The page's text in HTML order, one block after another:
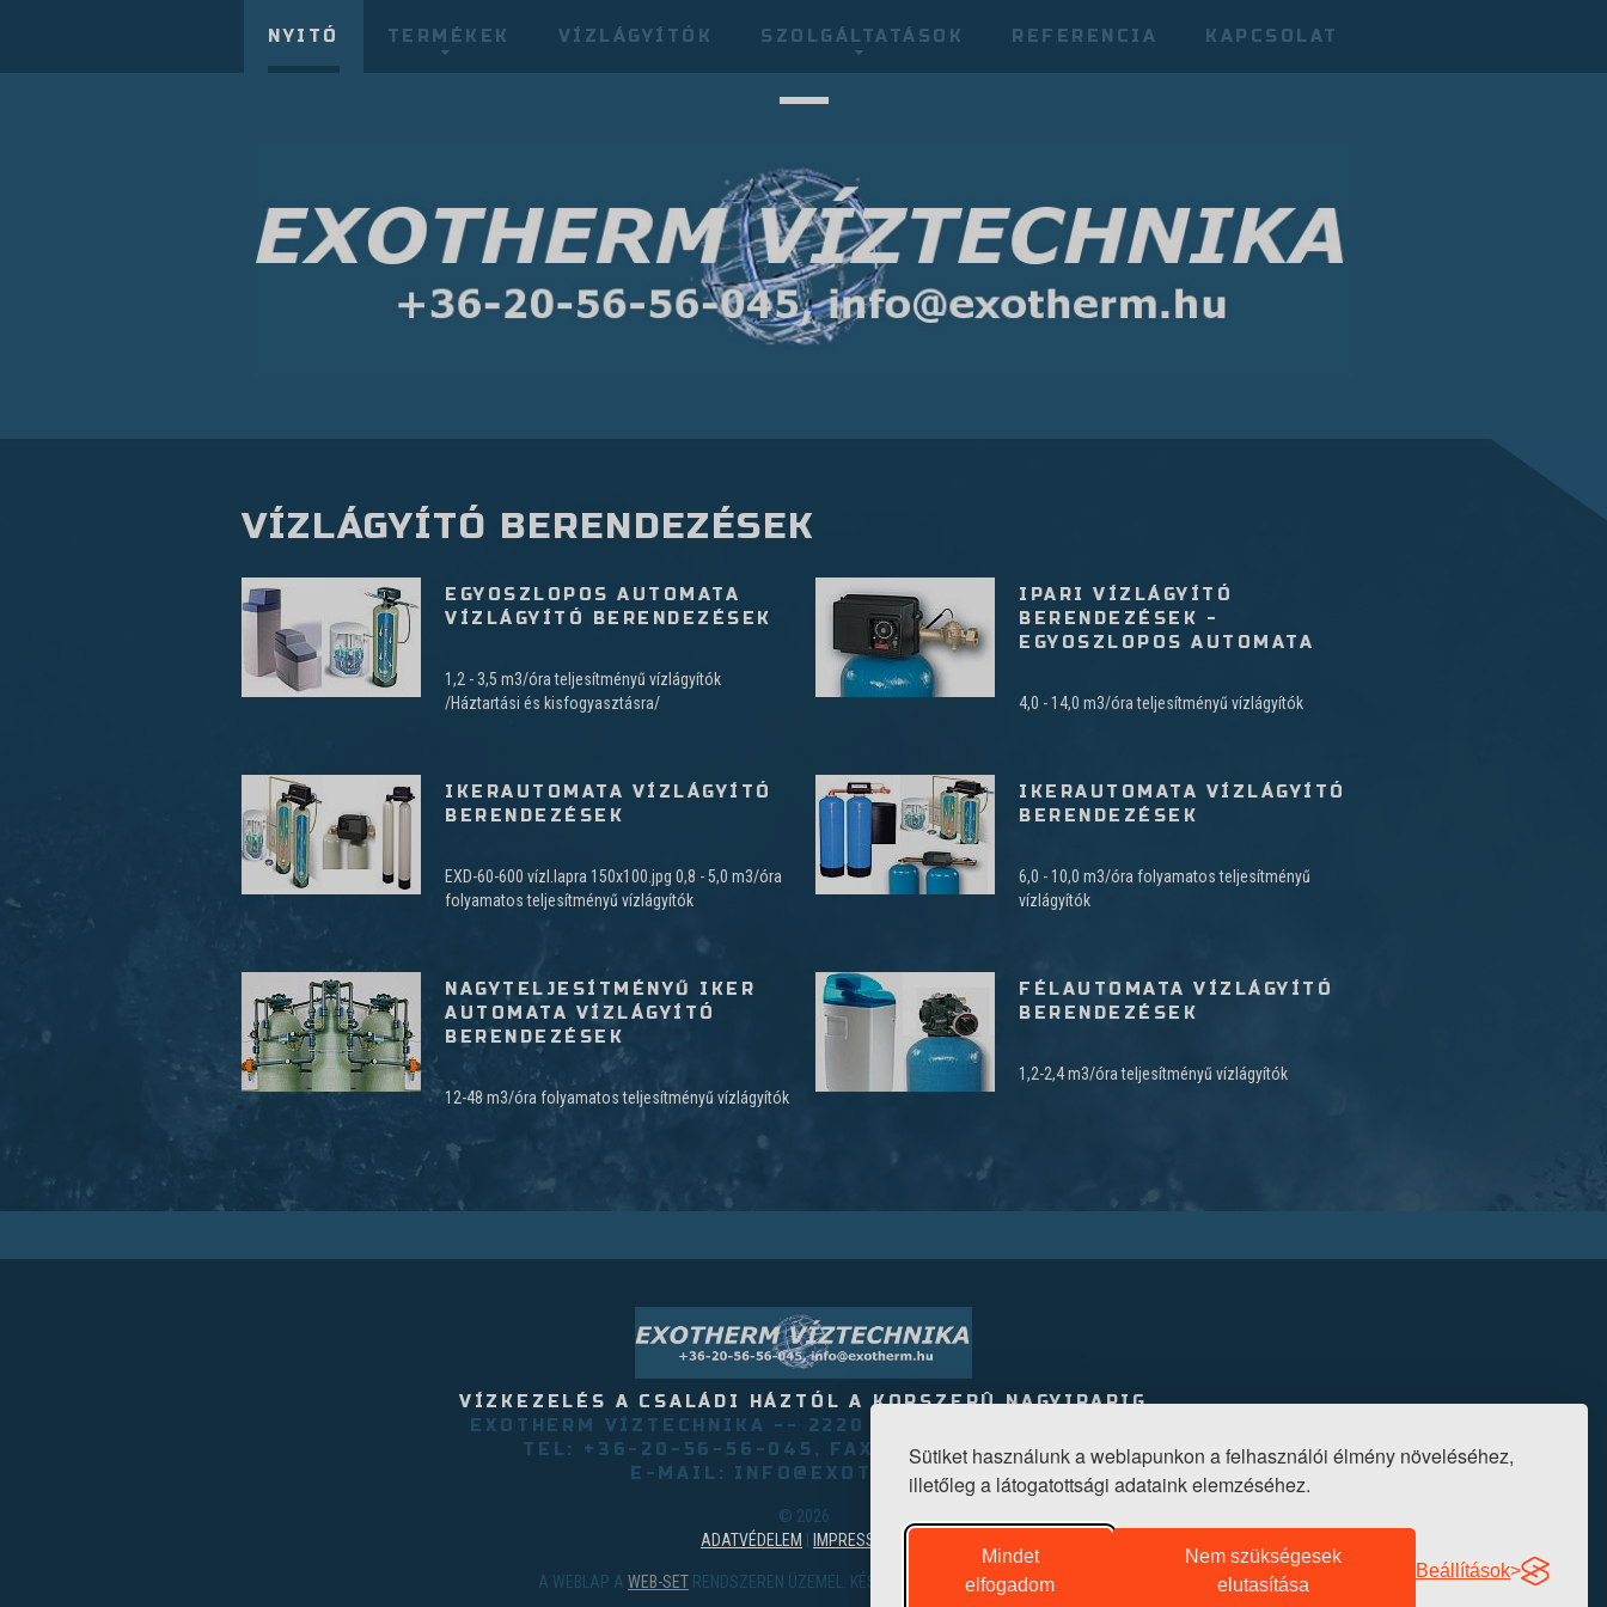
Sütiket használunk a weblapunkon a felhasználói élmény növeléséhez,
illetőleg a látogatottsági adataink elemzéséhez.
Mindet
elfogadom
Nem szükségesek
elutasítása
Beállítások
NYITÓ TERMÉKEK VÍZLÁGYÍTÓK SZOLGÁLTATÁSOK REFERENCIA KAPCSOLAT
VÍZLÁGYÍTÓ BERENDEZÉSEK
EGYOSZLOPOS AUTOMATA
VÍZLÁGYÍTÓ BERENDEZÉSEK
1,2 - 3,5 m3/óra teljesítményű vízlágyítók
/Háztartási és kisfogyasztásra/
IPARI VÍZLÁGYÍTÓ
BERENDEZÉSEK -
EGYOSZLOPOS AUTOMATA
4,0 - 14,0 m3/óra teljesítményű vízlágyítók
IKERAUTOMATA VÍZLÁGYÍTÓ
BERENDEZÉSEK
EXD-60-600 vízl.lapra 150x100.jpg 0,8 - 5,0 m3/óra
folyamatos teljesítményű vízlágyítók
IKERAUTOMATA VÍZLÁGYÍTÓ
BERENDEZÉSEK
6,0 - 10,0 m3/óra folyamatos teljesítményű
vízlágyítók
NAGYTELJESÍTMÉNYŰ IKER
AUTOMATA VÍZLÁGYÍTÓ
BERENDEZÉSEK
12-48 m3/óra folyamatos teljesítményű vízlágyítók
FÉLAUTOMATA VÍZLÁGYÍTÓ
BERENDEZÉSEK
1,2-2,4 m3/óra teljesítményű vízlágyítók
VÍZKEZELÉS A CSALÁDI HÁZTÓL A KORSZERÛ NAGYIPARIG
EXOTHERM VÍZTECHNIKA -- 2220 VECSÉS, AKÁCFA U. 6.
TEL: +36-20-56-56-045, FAX:+36-29-350-790
E-MAIL: INFO@EXOTHERM.HU
© 2026
ADATVÉDELEM
IMPRESSZUM
A WEBLAP A WEB-SET RENDSZEREN ÜZEMEL. KÉSZÍTETTE A BIT-HUNGARY KFT.